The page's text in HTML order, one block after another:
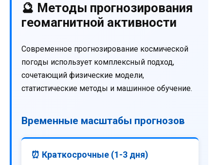
🔮 Методы прогнозирования
геомагнитной активности
Современное прогнозирование космической
погоды использует комплексный подход,
сочетающий физические модели,
статистические методы и машинное обучение.
Временные масштабы прогнозов
⏰ Краткосрочные (1-3 дня)